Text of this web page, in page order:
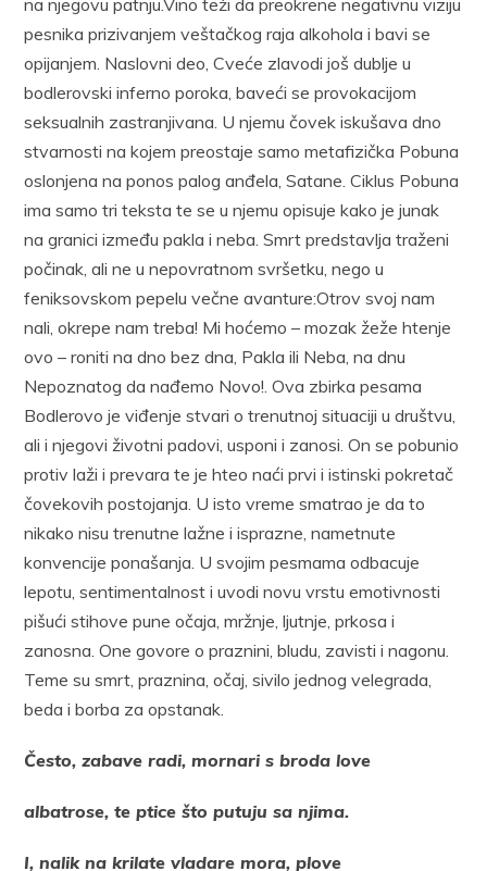
pesnika prizivanjem veštačkog raja alkohola i bavi se
opijanjem. Naslovni deo, Cveće zlavodi još dublje u
bodlerovski inferno poroka, baveći se provokacijom
seksualnih zastranjivana. U njemu čovek iskušava dno
stvarnosti na kojem preostaje samo metafizička Pobuna
oslonjena na ponos palog anđela, Satane. Ciklus Pobuna
ima samo tri teksta te se u njemu opisuje kako je junak
na granici između pakla i neba. Smrt predstavlja traženi
počinak, ali ne u nepovratnom svršetku, nego u
feniksovskom pepelu večne avanture:Otrov svoj nam
nali, okrepe nam treba! Mi hoćemo – mozak žeže htenje
ovo – roniti na dno bez dna, Pakla ili Neba, na dnu
Nepoznatog da nađemo Novo!. Ova zbirka pesama
Bodlerovo je viđenje stvari o trenutnoj situaciji u društvu,
ali i njegovi životni padovi, usponi i zanosi. On se pobunio
protiv laži i prevara te je hteo naći prvi i istinski pokretač
čovekovih postojanja. U isto vreme smatrao je da to
nikako nisu trenutne lažne i isprazne, nametnute
konvencije ponašanja. U svojim pesmama odbacuje
lepotu, sentimentalnost i uvodi novu vrstu emotivnosti
pišući stihove pune očaja, mržnje, ljutnje, prkosa i
zanosna. One govore o praznini, bludu, zavisti i nagonu.
Teme su smrt, praznina, očaj, sivilo jednog velegrada,
beda i borba za opstanak.
Često, zabave radi, mornari s broda love
albatrose, te ptice što putuju sa njima.
I, nalik na krilate vladare mora, plove